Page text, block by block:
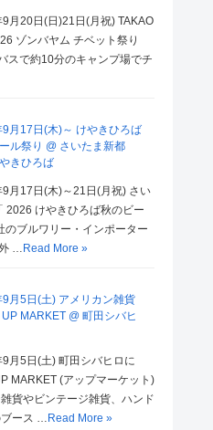
月20日(日)21日(月祝) TAKAO
ゾンバヤム チベット祭り
スで約10分のキャンプ場でチ
月17日(木)～ けやきひろば
ル祭り @ さいたま新都
きひろば
月17日(木)～21日(月祝) さい
2026 けやきひろば秋のビー
のブルワリー・インポーター
… Read More »
月5日(土) アメリカン雑貨
MARKET @ 町田シバヒ
月5日(土) 町田シバヒロに
MARKET (アップマーケット)
貨やビンテージ雑貨、ハンド
ブース … Read More »